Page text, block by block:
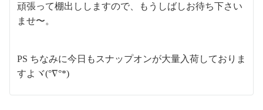
頑張って棚出ししますので、もうしばしお待ち下さい
ませ〜。
PS ちなみに今日もスナップオンが大量入荷しておりま
すよヾ(°∇°*)